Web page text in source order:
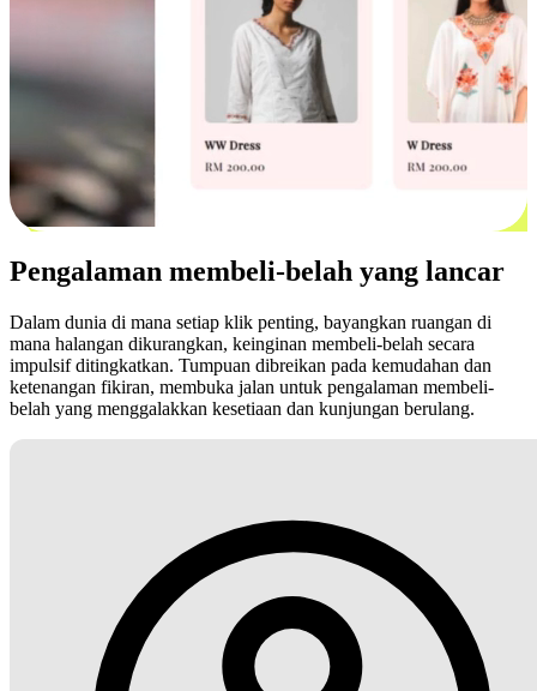
Pengalaman membeli-belah yang lancar
Dalam dunia di mana setiap klik penting, bayangkan ruangan di
mana halangan dikurangkan, keinginan membeli-belah secara
impulsif ditingkatkan. Tumpuan dibreikan pada kemudahan dan
ketenangan fikiran, membuka jalan untuk pengalaman membeli-
belah yang menggalakkan kesetiaan dan kunjungan berulang.